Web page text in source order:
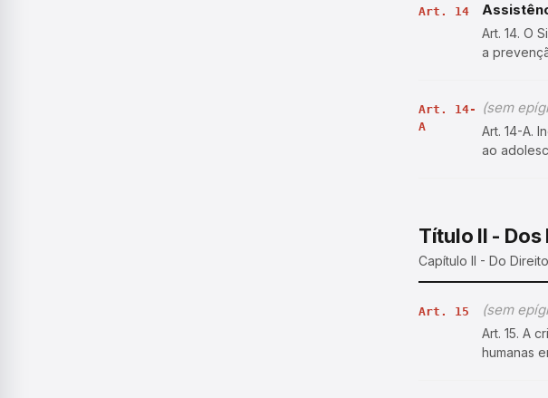
Art. 14
Art. 14. O
a
Art. 14-
A
(sem
Art. 14-A.
ao
Título II -
Capítulo II - Do
Art. 15 (sem
Art. 15. A
humanas